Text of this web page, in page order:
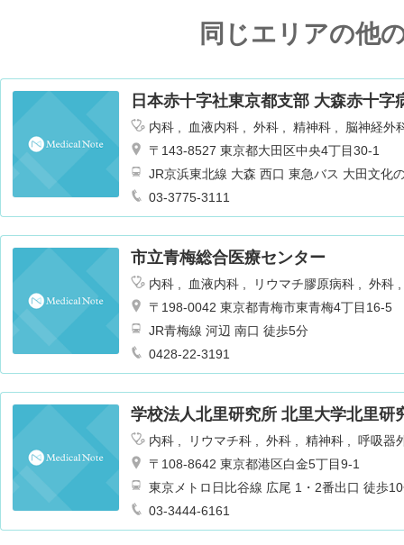
同じエリアの他
日本赤十字社東京都支部 大森赤十字
内科 血液内科 外科 精神科
脳神経外
小児科
整形外科 皮膚科 泌尿器科
ーション科
放射線科 麻酔科
呼吸器内
科
糖尿病内科 内分泌内科 脳神経内科
〒143-8527 東京都大田区中央4丁目30-1
JR京浜東北線 大森 西口 東急バス 大田文化
03-3775-3111
市立青梅総合医療センター
内科 血液内科 リウマチ膠原病科
外科
外科
腎臓内科 心臓血管外科
胸部外科
産婦人科
眼科 耳鼻咽喉科
リハビリテ
酔科
呼吸器内科 循環器内科
〒198-0042 東京都青梅市東青梅4丁目16-5
JR青梅線 河辺 南口 徒歩5分
0428-22-3191
学校法人北里研究所 北里大学北里研
内科 リウマチ科 外科 精神科
呼吸器
形成外科
美容外科 皮膚科 泌尿器科
ション科
放射線科 麻酔科 乳腺外科
分泌内科
代謝内科 膠原病内科 脳神経
〒108-8642 東京都港区白金5丁目9-1
東京メトロ日比谷線 広尾 1・2番出口 徒歩
03-3444-6161